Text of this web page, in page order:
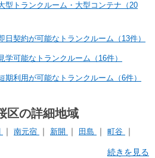
型トランクルーム・大型コンテナ（20
契約が可能なトランクルーム（13件）
可能なトランクルーム（16件）
利用が可能なトランクルーム（6件）
区の詳細地域
南元宿 新開 田島
町谷
続きを見る